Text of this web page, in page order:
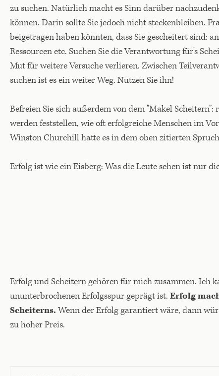
zu suchen. Natürlich macht es Sinn darüber
können. Darin sollte Sie jedoch nicht steckenbleiben.
beigetragen haben könnten, dass Sie gescheitert sind:
Ressourcen etc. Suchen Sie die Verantwortung für's
Mut für weitere Versuche verlieren. Zwischen
suchen ist es ein weiter Weg. Nutzen Sie ihn!
Befreien Sie sich außerdem von dem "Makel
werden feststellen, wie oft erfolgreiche Menschen im
Winston Churchill hatte es in dem oben zitierten
Erfolg ist wie ein Eisberg: Was die Leute sehen ist nur
Erfolg und Scheitern gehören für mich zusammen. Ich
ununterbrochenen Erfolgsspur geprägt ist. Erfolg
Scheiterns.Wenn der Erfolg garantiert wäre, dann
zu hoher Preis.